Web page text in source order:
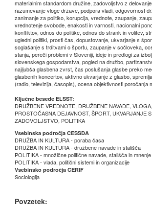
materialnim standardom družine, zadovoljstvo z
razumevanje vloge države, podpora vladi, odgovornost
zanimanje za politiko, korupcija, vrednote, zaupanje,
vrednotenje svobode, enakosti in varnosti, nacionalni
konfliktov, odnos do politike, odnos do strank in volitev,
ugledni politiki, prosti čas, dopustovanje, ukvarjanje s
soglašanje s trditvami o športu, zaupanje v sočloveka,
stanja, pereči problemi v Sloveniji, ideje in predlogi za
slovenskega gospodarstva, pogled na družbo,
najljubša glasbena zvrst, čas poslušanja glasbe preko
glasbenih koncertov, aktivno ukvarjanje z glasbo,
(radio, televizija, časopis), ocena objektivnosti poročanja
Ključne besede ELSST:
DRUŽBENE VREDNOTE, DRUŽBENE NAVADE,
PROSTOČASNA DEJAVNOST, ŠPORT, UKVARJANJE
ZADOVOLJSTVO, POLITIKA
Vsebinska področja CESSDA
DRUŽBA IN KULTURA - poraba časa
DRUŽBA IN KULTURA - družbene navade in stališča
POLITIKA - množične politične navade, stališča in mnenje
POLITIKA - vlada, politični sistemi in organizacije
Vsebinsko področja CERIF
Sociologija
Povzetek: